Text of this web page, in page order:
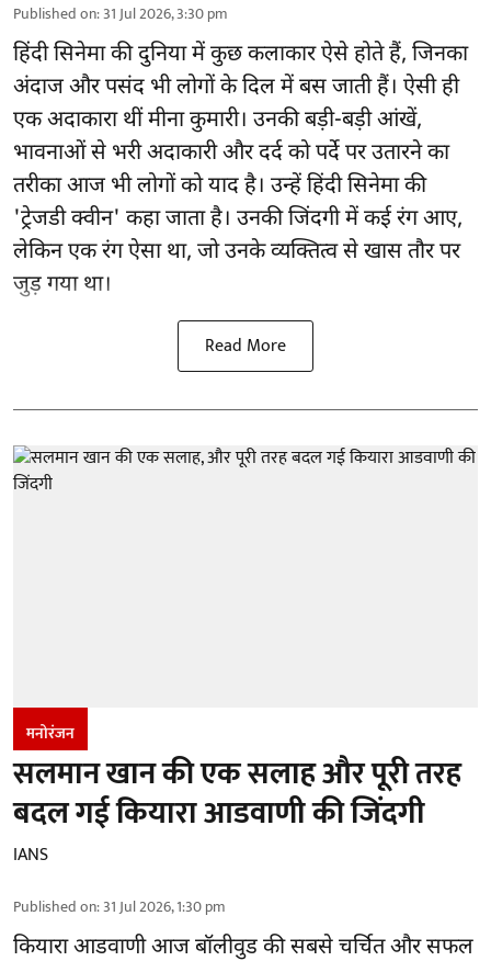
Published on:31 Jul 2026, 3:30 pm
हिंदी सिनेमा की दुनिया में कुछ कलाकार ऐसे होते हैं, जिनका
अंदाज और पसंद भी लोगों के दिल में बस जाती हैं। ऐसी ही
एक अदाकारा थीं मीना कुमारी। उनकी बड़ी-बड़ी आंखें,
भावनाओं से भरी अदाकारी और दर्द को पर्दे पर उतारने का
तरीका आज भी लोगों को याद है। उन्हें हिंदी सिनेमा की
'ट्रेजडी क्वीन' कहा जाता है। उनकी जिंदगी में कई रंग आए,
लेकिन एक रंग ऐसा था, जो उनके व्यक्तित्व से खास तौर पर
जुड़ गया था।
Read More
मनोरंजन
सलमान खान की एक सलाह और पूरी तरह
बदल गई कियारा आडवाणी की जिंदगी
IANS
Published on:31 Jul 2026, 1:30 pm
कियारा आडवाणी आज बॉलीवुड की सबसे चर्चित और सफल